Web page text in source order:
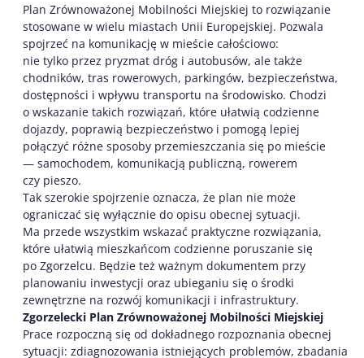
Plan Zrównoważonej Mobilności Miejskiej to rozwiązanie
stosowane w wielu miastach Unii Europejskiej. Pozwala
spojrzeć na komunikację w mieście całościowo:
nie tylko przez pryzmat dróg i autobusów, ale także
chodników, tras rowerowych, parkingów, bezpieczeństwa,
dostępności i wpływu transportu na środowisko. Chodzi
o wskazanie takich rozwiązań, które ułatwią codzienne
dojazdy, poprawią bezpieczeństwo i pomogą lepiej
połączyć różne sposoby przemieszczania się po mieście
— samochodem, komunikacją publiczną, rowerem
czy pieszo.
Tak szerokie spojrzenie oznacza, że plan nie może
ograniczać się wyłącznie do opisu obecnej sytuacji.
Ma przede wszystkim wskazać praktyczne rozwiązania,
które ułatwią mieszkańcom codzienne poruszanie się
po Zgorzelcu. Będzie też ważnym dokumentem przy
planowaniu inwestycji oraz ubieganiu się o środki
zewnętrzne na rozwój komunikacji i infrastruktury.
Zgorzelecki Plan Zrównoważonej Mobilności Miejskiej
Prace rozpoczną się od dokładnego rozpoznania obecnej
sytuacji: zdiagnozowania istniejących problemów, zbadania